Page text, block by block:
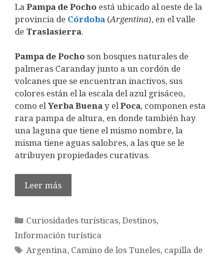
La Pampa de Pocho está ubicado al oeste de la
provincia de Córdoba (Argentina), en el valle
de Traslasierra.
Pampa de Pocho son bosques naturales de
palmeras Caranday junto a un cordón de
volcanes que se encuentran inactivos, sus
colores están el la escala del azul grisáceo,
como elYerba Buenay elPoca, componen esta
rara pampa de altura, en donde también hay
una laguna que tiene el mismo nombre, la
misma tiene aguas salobres, a las que se le
atribuyen propiedades curativas.
Leer más
Categorías
Curiosidades turísticas,Destinos,
Información turística
Etiquetas
Argentina, Camino de los Tuneles, capilla de